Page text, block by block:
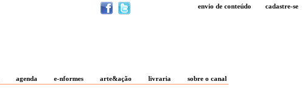
envio de conteúdo cadastre-se
agenda e-nformes arte&ação livraria sobre o canal